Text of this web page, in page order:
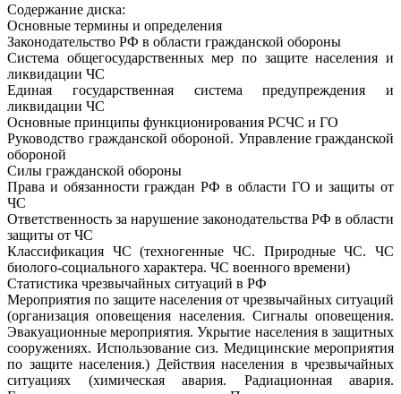
Содержание диска:
Основные термины и определения
Законодательство РФ в области гражданской обороны
Система общегосударственных мер по защите населения и
ликвидации ЧС
Единая государственная система предупреждения и
ликвидации ЧС
Основные принципы функционирования РСЧС и ГО
Руководство гражданской обороной. Управление гражданской
обороной
Силы гражданской обороны
Права и обязанности граждан РФ в области ГО и защиты от
ЧС
Ответственность за нарушение законодательства РФ в области
защиты от ЧС
Классификация ЧС (техногенные ЧС. Природные ЧС. ЧС
биолого-социального характера. ЧС военного времени)
Статистика чрезвычайных ситуаций в РФ
Мероприятия по защите населения от чрезвычайных ситуаций
(организация оповещения населения. Сигналы оповещения.
Эвакуационные мероприятия. Укрытие населения в защитных
сооружениях. Использование сиз. Медицинские мероприятия
по защите населения.) Действия населения в чрезвычайных
ситуациях (химическая авария. Радиационная авария.